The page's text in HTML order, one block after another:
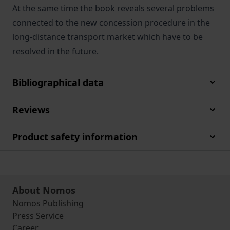
At the same time the book reveals several problems
connected to the new concession procedure in the
long-distance transport market which have to be
resolved in the future.
Bibliographical data
Reviews
Product safety information
About Nomos
Nomos Publishing
Press Service